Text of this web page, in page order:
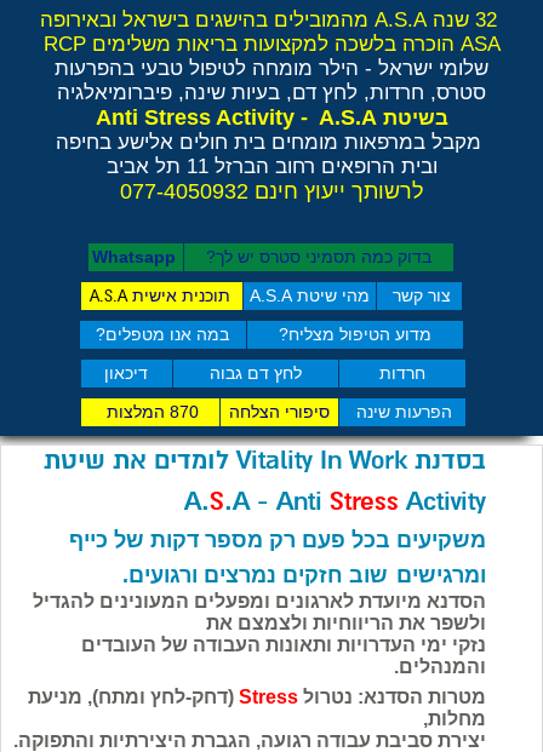
צור קשר מהי שיטת A.S.A תוכנית אישיתA.S.A
חרדות לחץ דם גבוה דיכאון
מדוע הטיפול מצליח? במה אנו מטפלים?
הפרעות שינה סיפורי הצלחה 870 המלצות
בדוק כמה תסמיני סט​רס יש לך? Whatsapp
32 שנה A.S.A מהמובילים בהישגים בישראל ובאירופה
ASA הוכרה בלשכה למקצועות בריאות משלימים RCP
שלומי ישראל - הילר מומחה לטיפול טבעי בהפרעות
סטרס, חרדות, לחץ דם, בעיות שינה, פיברומיאלגיה
בשיטת Anti Stress Activity - A.S.A
מקבל במרפאות מומחים בית חולים אלישע בחיפה
ובית הרופאים רחוב הברזל 11 תל אביב
לרשותך ייעוץ חינם 077-4050932
בסדנת Vitality In Workלומדים את שיטת
A.S.A - AntiStress Activity
משקיעים בכל פעם רק מספר דקות של כייף
ומרגישים שוב חזקים נמרצים ורגועים.
הסדנא מיועדת לארגונים ומפעלים המעונינים להגדיל
ולשפר את הריווחיות ולצמצם את
נזקי ימי העדרויות ותאונות העבודה של העובדים
והמנהלים.
מטרות הסדנא: נטרול Stress(דחק-לחץ ומתח), מניעת
מחלות,
יצירת סביבת עבודה רגועה, הגברת היצירתיות והתפוקה.